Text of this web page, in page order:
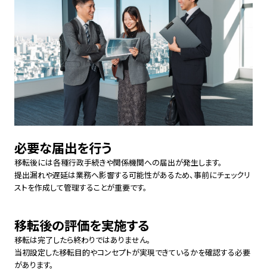
必要な届出を行う
移転後には各種行政手続きや関係機関への届出が発生します。
提出漏れや遅延は業務へ影響する可能性があるため、事前にチェックリ
ストを作成して管理することが重要です。
移転後の評価を実施する
移転は完了したら終わりではありません。
当初設定した移転目的やコンセプトが実現できているかを確認する必要
があります。